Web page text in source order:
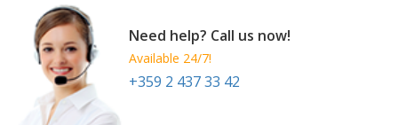
Need help? Call us now!
Available 24/7!
+359 2 437 33 42